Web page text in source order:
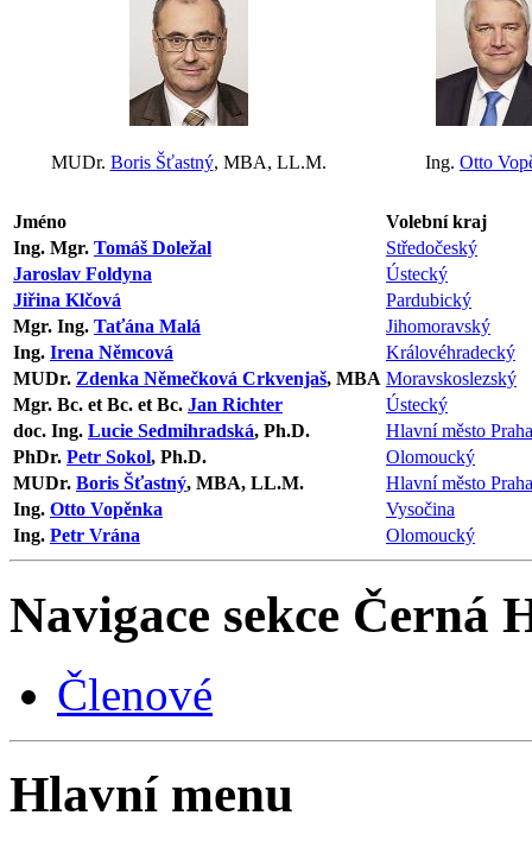
MUDr. Boris Šťastný, MBA, LL.M. Ing. Otto
Jméno
Volební kraj
Ing. Mgr. Tomáš Doležal
Středočeský
Jaroslav Foldyna
Ústecký
Jiřina Klčová
Pardubický
Mgr. Ing. Taťána Malá
Jihomoravský
Ing. Irena Němcová
Královéhradecký
MUDr. Zdenka Němečková Crkvenjaš, MBA Moravskoslezský
Mgr. Bc. et Bc. et Bc. Jan Richter
Ústecký
doc. Ing. Lucie Sedmihradská, Ph.D.
Hlavní město Praha
PhDr. Petr Sokol, Ph.D.
Olomoucký
MUDr. Boris Šťastný, MBA, LL.M.
Hlavní město Praha
Ing. Otto Vopěnka
Vysočina
Ing. Petr Vrána Olomoucký
Navigace sekce Černá
Členové
Hlavní menu